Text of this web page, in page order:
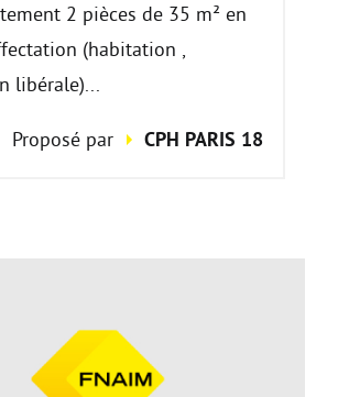
2 pièces de 35 m² en
(habitation ,
libérale)...
Proposé par CPH PARIS 18